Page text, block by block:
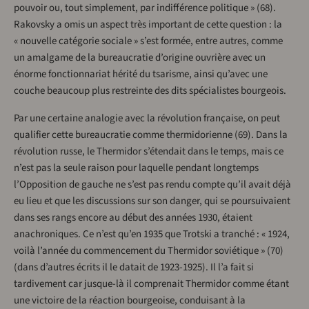
pouvoir ou, tout simplement, par indifférence politique » (68).
Rakovsky a omis un aspect très important de cette question : la
« nouvelle catégorie sociale » s’est formée, entre autres, comme
un amalgame de la bureaucratie d’origine ouvrière avec un
énorme fonctionnariat hérité du tsarisme, ainsi qu’avec une
couche beaucoup plus restreinte des dits spécialistes bourgeois.
Par une certaine analogie avec la révolution française, on peut
qualifier cette bureaucratie comme thermidorienne (69). Dans la
révolution russe, le Thermidor s’étendait dans le temps, mais ce
n’est pas la seule raison pour laquelle pendant longtemps
l’Opposition de gauche ne s’est pas rendu compte qu’il avait déjà
eu lieu et que les discussions sur son danger, qui se poursuivaient
dans ses rangs encore au début des années 1930, étaient
anachroniques. Ce n’est qu’en 1935 que Trotski a tranché : « 1924,
voilà l’année du commencement du Thermidor soviétique » (70)
(dans d’autres écrits il le datait de 1923-1925). Il l’a fait si
tardivement car jusque-là il comprenait Thermidor comme étant
une victoire de la réaction bourgeoise, conduisant à la